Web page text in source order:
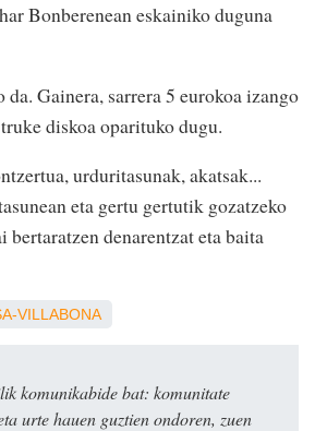
Bonberenean eskainiko duguna
da. Gainera, sarrera 5 eurokoa izango
diskoa oparituko dugu.
urduritasunak, akatsak...
eta gertu gertutik gozatzeko
bertaratzen denarentzat eta baita
VILLABONA
komunikabide bat: komunitate
urte hauen guztien ondoren, zuen